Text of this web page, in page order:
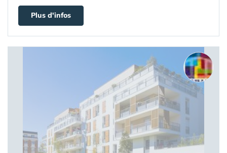
Plus d'infos